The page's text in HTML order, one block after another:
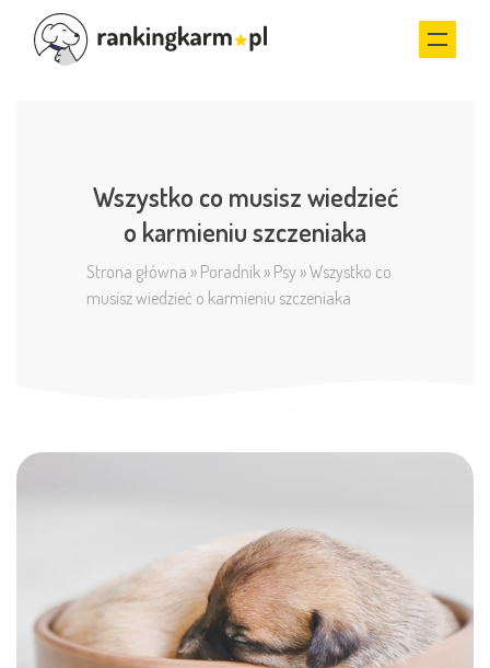
Wszystko co musisz wiedzieć
o karmieniu szczeniaka
Strona główna » Poradnik » Psy »Wszystko co
musisz wiedzieć o karmieniu szczeniaka